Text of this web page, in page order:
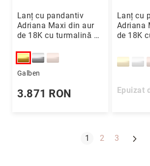
Lanț cu pandantiv
Adriana Maxi din aur
de 18K cu turmalină cu
diamante
Galben
3.871 RON
Lanț cu
Adriana
de 18K
Epuizat
In acest moment
1 Pagina
2 Pagina
3 Pagina
Urmatorul